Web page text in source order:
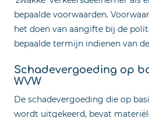
bepaalde voorwaarden.
het doen van aangifte bij de
bepaalde termijn indienen van
Schadevergoeding op
WVW
De schadevergoeding die op
wordt uitgekeerd, bevat